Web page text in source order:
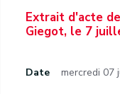
Extrait d'acte
Giegot, le 7
Date mercredi 07